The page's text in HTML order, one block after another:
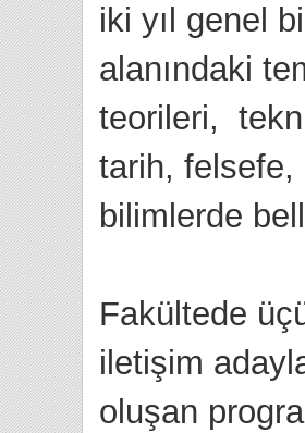
iki yıl genel
alanındaki
teorileri,
tarih, felsefe,
bilimlerde
Fakültede
iletişim
oluşan